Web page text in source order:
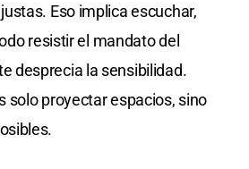
Eso implica escuchar,
resistir el mandato del
desprecia la sensibilidad.
solo proyectar espacios, sino